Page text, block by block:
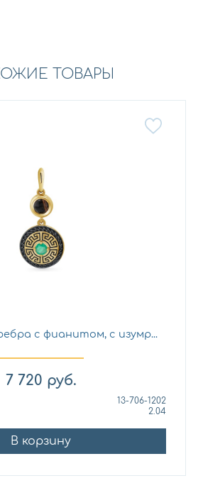
ТОВАРЫ
с фианитом, с изумр...
7 720 руб.
13-706-1202
2.04
В корзину